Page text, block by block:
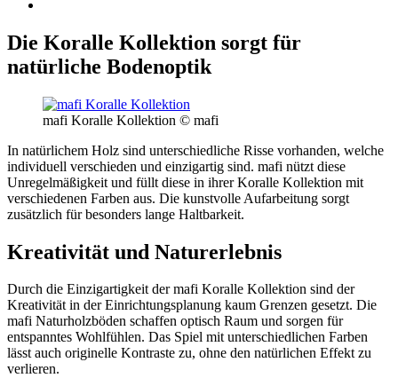
Die Koralle Kollektion sorgt für
natürliche Bodenoptik
mafi Koralle Kollektion © mafi
In natürlichem Holz sind unterschiedliche Risse vorhanden, welche
individuell verschieden und einzigartig sind. mafi nützt diese
Unregelmäßigkeit und füllt diese in ihrer Koralle Kollektion mit
verschiedenen Farben aus. Die kunstvolle Aufarbeitung sorgt
zusätzlich für besonders lange Haltbarkeit.
Kreativität und Naturerlebnis
Durch die Einzigartigkeit der mafi Koralle Kollektion sind der
Kreativität in der Einrichtungsplanung kaum Grenzen gesetzt. Die
mafi Naturholzböden schaffen optisch Raum und sorgen für
entspanntes Wohlfühlen. Das Spiel mit unterschiedlichen Farben
lässt auch originelle Kontraste zu, ohne den natürlichen Effekt zu
verlieren.